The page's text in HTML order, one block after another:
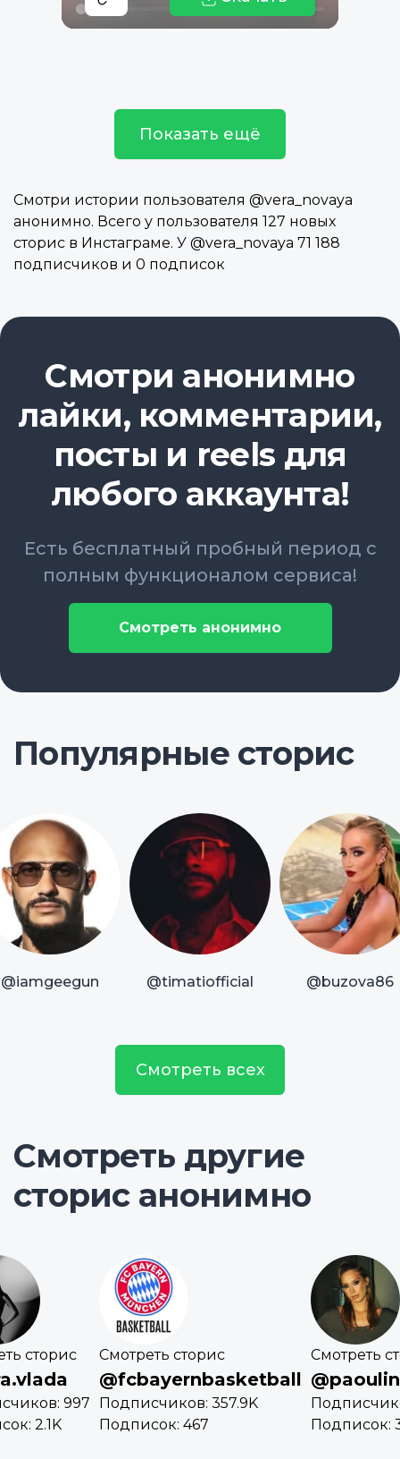
Показать ещё
Смотри истории пользователя @vera_novaya
анонимно. Всего у пользователя 127 новых
сторис в Инстаграме. У @vera_novaya 71 188
подписчиков и 0 подписок
Смотри анонимно
лайки, комментарии,
посты и reels для
любого аккаунта!
Есть бесплатный пробный период с
полным функционалом сервиса!
Смотреть анонимно
Популярные сторис
@iamgeegun @timatiofficial @buzova86
Смотреть всех
Смотреть другие
сторис анонимно
сторис
997
2.1K
Смотреть сторис
@fcbayernbasketball
Подписчиков: 357.9K
Подписок: 467
Смотреть
Подписок: